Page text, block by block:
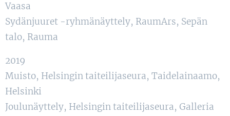
Vaasa
Sydänjuuret -ryhmänäyttely, RaumArs, Sepän
talo, Rauma
2019
Muisto, Helsingin taiteilijaseura, Taidelainaamo,
Helsinki
Joulunäyttely, Helsingin taiteilijaseura, Galleria